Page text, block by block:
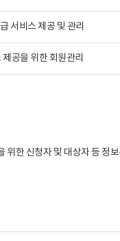
서비스 제공 및 관리
공을 위한 회원관리
위한 신청자 및 대상자 등 정보